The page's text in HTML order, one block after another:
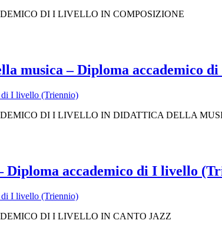
DI I LIVELLO IN COMPOSIZIONE
musica – Diploma accademico
I livello (Triennio)
DI I LIVELLO IN DIDATTICA DELLA
Diploma accademico di I livello
I livello (Triennio)
DI I LIVELLO IN CANTO JAZZ